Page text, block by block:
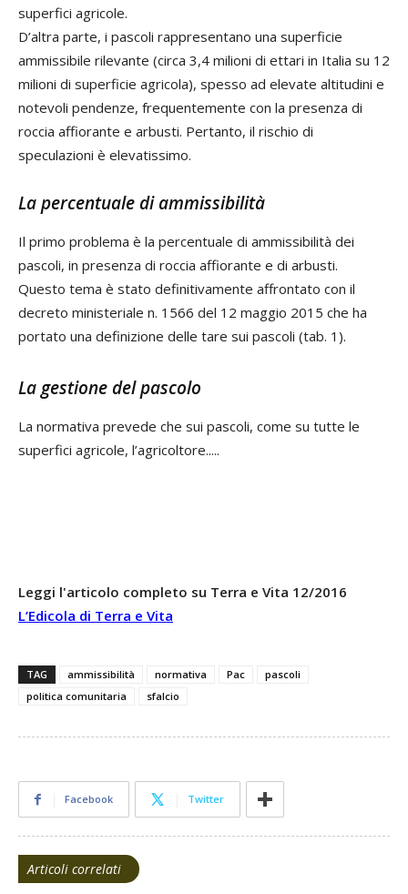
superfici agricole.
D’altra parte, i pascoli rappresentano una superficie
ammissibile rilevante (circa 3,4 milioni di ettari in Italia su 12
milioni di superficie agricola), spesso ad elevate altitudini e
notevoli pendenze, frequentemente con la presenza di
roccia affiorante e arbusti. Pertanto, il rischio di
speculazioni è elevatissimo.
La percentuale di ammissibilità
Il primo problema è la percentuale di ammissibilità dei
pascoli, in presenza di roccia affiorante e di arbusti.
Questo tema è stato definitivamente affrontato con il
decreto ministeriale n. 1566 del 12 maggio 2015 che ha
portato una definizione delle tare sui pascoli (tab. 1).
La gestione del pascolo
La normativa prevede che sui pascoli, come su tutte le
superfici agricole, l’agricoltore.....
Leggi l'articolo completo su Terra e Vita 12/2016
L’Edicola di Terra e Vita
TAG ammissibilità normativa Pac
pascoli
politica comunitaria
sfalcio
Facebook Twitter
Articoli correlati